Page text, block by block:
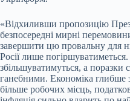
«Відхиливши пропозицію
безпосередні мирні
завершити цю провальну для
Росії лише
збільшуватимуться, а поразки
ганебними. Економіка глибше
більше робочих місць,